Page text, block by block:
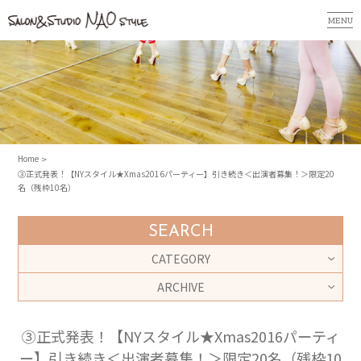
MENU
Home
③正式発表！【NYスタイル★Xmas2016パーティー】引き続き＜出演者募集！＞限定20
名（残枠10名）
SEARCH
CATEGORY
ARCHIVE
③正式発表！【NYスタイル★Xmas2016パーティ